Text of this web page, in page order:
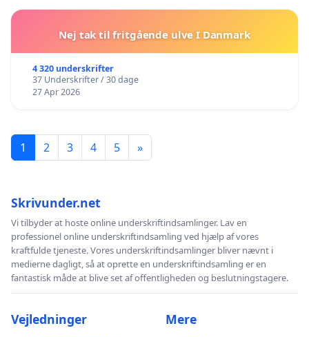
Nej tak til fritgående ulve I Danmark
4 320 underskrifter
37 Underskrifter / 30 dage
27 Apr 2026
1 2 3 4 5 »
Skrivunder.net
Vi tilbyder at hoste online underskriftindsamlinger. Lav en
professionel online underskriftindsamling ved hjælp af vores
kraftfulde tjeneste. Vores underskriftindsamlinger bliver nævnt i
medierne dagligt, så at oprette en underskriftindsamling er en
fantastisk måde at blive set af offentligheden og beslutningstagere.
Vejledninger Mere